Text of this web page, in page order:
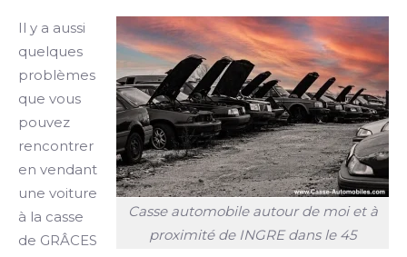
Casse automobile autour de moi et à
proximité de INGRE dans le 45
Il y a aussi
quelques
problèmes
que vous
pouvez
rencontrer
en vendant
une voiture
à la casse
de GRÂCES